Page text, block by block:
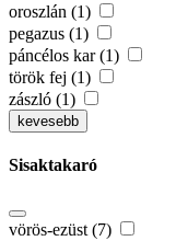
oroszlán (1)
pegazus (1)
páncélos kar (1)
török fej (1)
zászló (1)
kevesebb
Sisaktakaró
vörös-ezüst (7)